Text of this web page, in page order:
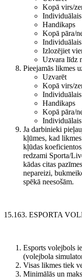
Kopā virs/
Handikaps
Kopā pāra/
Izlozējiet
Uzvara līdz
Pieejamās likmes
Uzvarēt
Kopā virs/
Handikaps
Kopā pāra/
Ja darbinieki
kļūmes, kad
kļūdas
redzami Sporta/
kādas citas
nepareizi,
spēkā neesošām.
15.163. ESPORTA
Esports volejbols
(volejbola
Visas likmes tiek
Minimālās un